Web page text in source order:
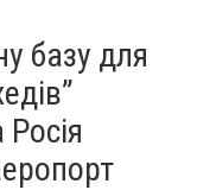
базу для